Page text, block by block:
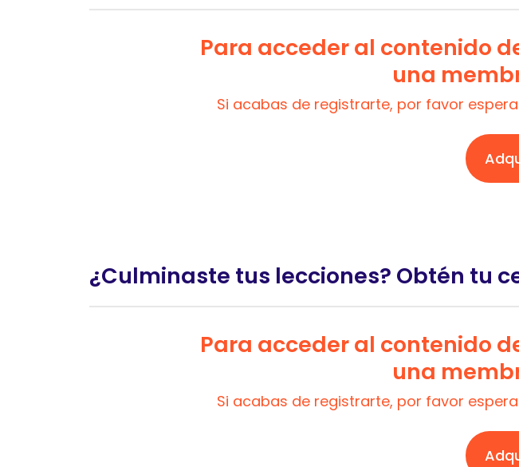
Para acceder al contenido
una
Si acabas de registrarte, por favor
¿Culminaste tus lecciones? Obtén tu
Para acceder al contenido
una
Si acabas de registrarte, por favor